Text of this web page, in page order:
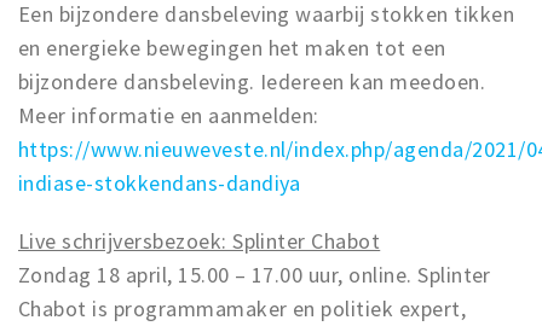
Een bijzondere dansbeleving waarbij stokken tikken
en energieke bewegingen het maken tot een
bijzondere dansbeleving. Iedereen kan meedoen.
Meer informatie en aanmelden:
https://www.nieuweveste.nl/index.php/agenda/2021/
indiase-stokkendans-dandiya
Live schrijversbezoek: Splinter Chabot
Zondag 18 april, 15.00 – 17.00 uur, online. Splinter
Chabot is programmamaker en politiek expert,